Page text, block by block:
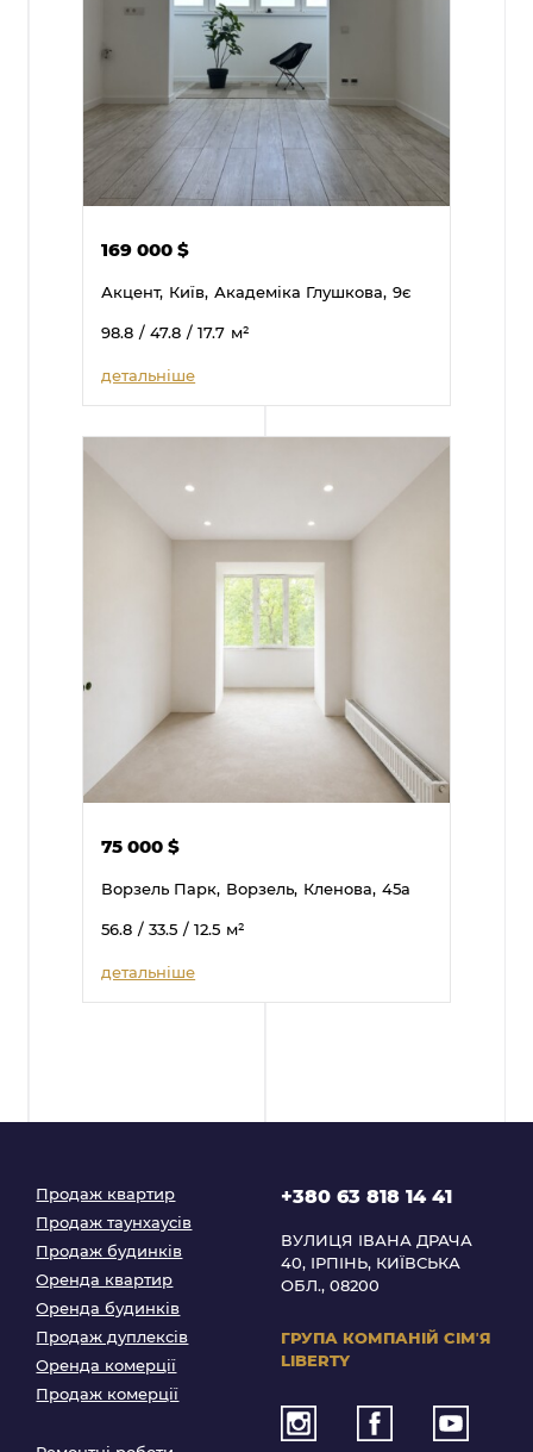
169 000$
Акцент, Київ, Академіка Глушкова, 9є
98.8 / 47.8 / 17.7 м²
детальніше
75 000$
Ворзель Парк, Ворзель, Кленова, 45а
56.8 / 33.5 / 12.5 м²
детальніше
Продаж квартир
Продаж таунхаусів
Продаж будинків
Оренда квартир
Оренда будинків
Продаж дуплексів
Оренда комерції
Продаж комерції
+380 63 818 14 41
ВУЛИЦЯ ІВАНА ДРАЧА
40, ІРПІНЬ, КИЇВСЬКА
ОБЛ., 08200
ГРУПА КОМПАНІЙ СІМʼЯ
LIBERTY